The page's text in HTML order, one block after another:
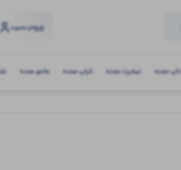
ورودو عضویت
تاپ عمده تیشرت عمده کراپ عمده مانتو عمده